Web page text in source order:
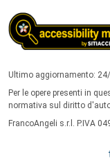
Ultimo aggiornamento:
Per le opere presenti in
normativa sul diritto
FrancoAngeli s.r.l. P.IVA